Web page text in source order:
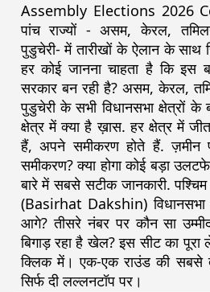
Assembly Elections 2026
पांच राज्यों - असम, केरल,
पुडुचेरी- में तारीखों के ऐलान के साथ
हर कोई जानना चाहता है कि इस
सरकार बन रही है? असम, केरल,
पुडुचेरी के सभी विधानसभा क्षेत्रों के
क्षेत्र में क्या है ख़ास. हर क्षेत्र में
हैं, अपने समीकरण होते हैं. ज़मीन
समीकरण? क्या होगा कोई बड़ा
बारे में सबसे सटीक जानकारी. पश्चिम
(Basirhat Dakshin)
आगे? तीसरे नंबर पर कौन सा
बिगाड़ रहा है खेल? इस सीट का
क्लिक में। एक-एक राउंड की सबसे
सिर्फ दी लल्लनटॉप पर।